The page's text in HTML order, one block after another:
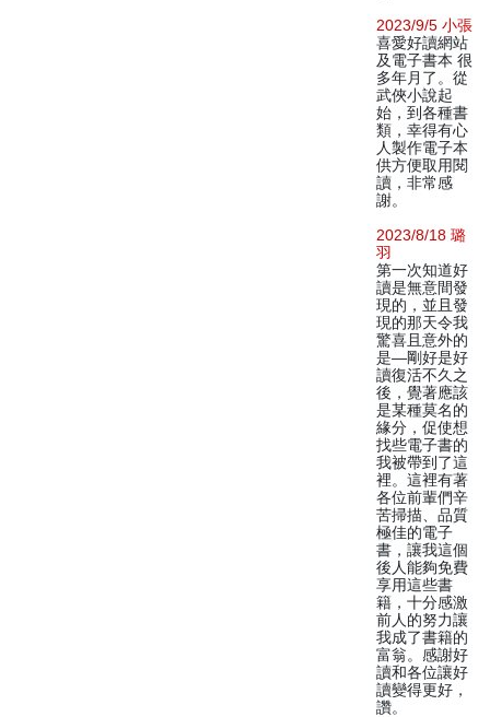
2023/9/5 小張
喜愛好讀網站
及電子書本 很
多年月了。從
武俠小說起
始，到各種書
類，幸得有心
人製作電子本
供方便取用閱
讀，非常感
謝。
2023/8/18 璐
羽
第一次知道好
讀是無意間發
現的，並且發
現的那天令我
驚喜且意外的
是—剛好是好
讀復活不久之
後，覺著應該
是某種莫名的
緣分，促使想
找些電子書的
我被帶到了這
裡。這裡有著
各位前輩們辛
苦掃描、品質
極佳的電子
書，讓我這個
後人能夠免費
享用這些書
籍，十分感激
前人的努力讓
我成了書籍的
富翁。感謝好
讀和各位讓好
讀變得更好，
讚。